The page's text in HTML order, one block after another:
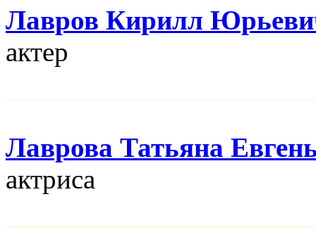
Лавров Кирилл
актер
Лаврова Татьяна
актриса